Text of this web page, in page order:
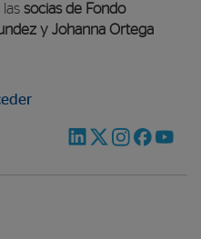
socias de Fondo
y Johanna Ortega